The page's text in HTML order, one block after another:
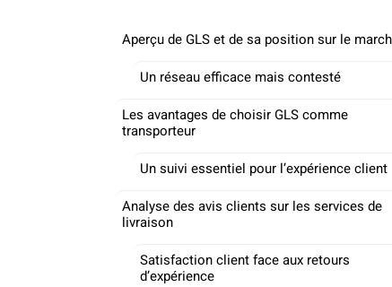
Aperçu de GLS et de sa position sur le
Un réseau efficace mais contesté
Les avantages de choisir GLS comme
transporteur
Un suivi essentiel pour l’expérience client
Analyse des avis clients sur les services de
livraison
Satisfaction client face aux retours
d’expérience